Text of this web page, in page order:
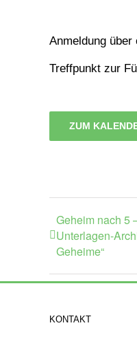
Anmeldung über
Treffpunkt zur
ZUM
Geheim nach 5
Unterlagen-
Geheime“
KONTAKT